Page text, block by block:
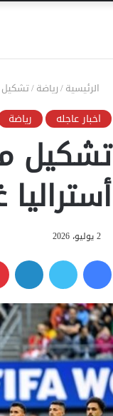
الرئيسية/رياضة/تشكيل
اخبار عاجله رياضة
تشكيل
أستراليا غدًا
2 يوليو، 2026
فيسبوك تويتر